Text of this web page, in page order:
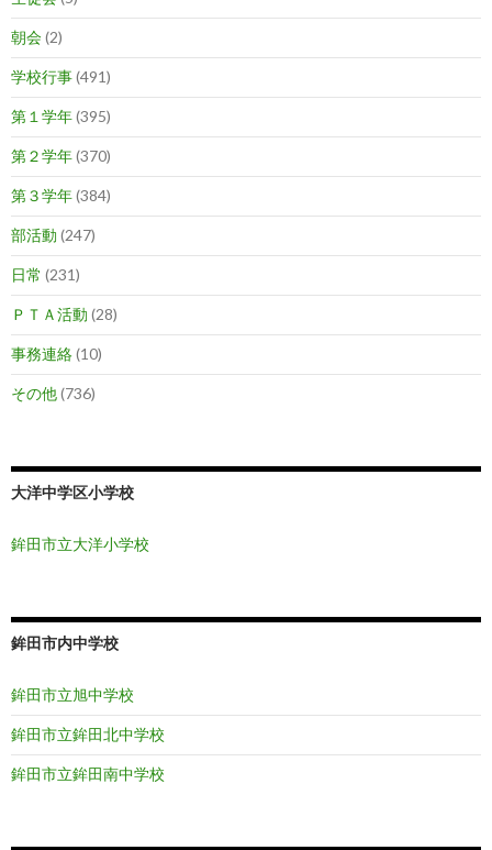
朝会(2)
学校行事(491)
第１学年(395)
第２学年(370)
第３学年(384)
部活動 (247)
日常 (231)
ＰＴＡ活動 (28)
事務連絡(10)
その他(736)
大洋中学区小学校
鉾田市立大洋小学校
鉾田市内中学校
鉾田市立旭中学校
鉾田市立鉾田北中学校
鉾田市立鉾田南中学校